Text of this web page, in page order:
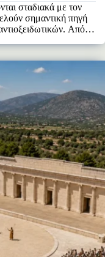
σταδιακά με τον
σημαντική πηγή
Από τη